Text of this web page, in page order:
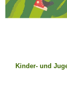
Kinder- und